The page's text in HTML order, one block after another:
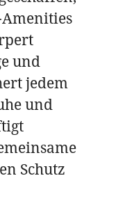
und
jedem
und
Schutz